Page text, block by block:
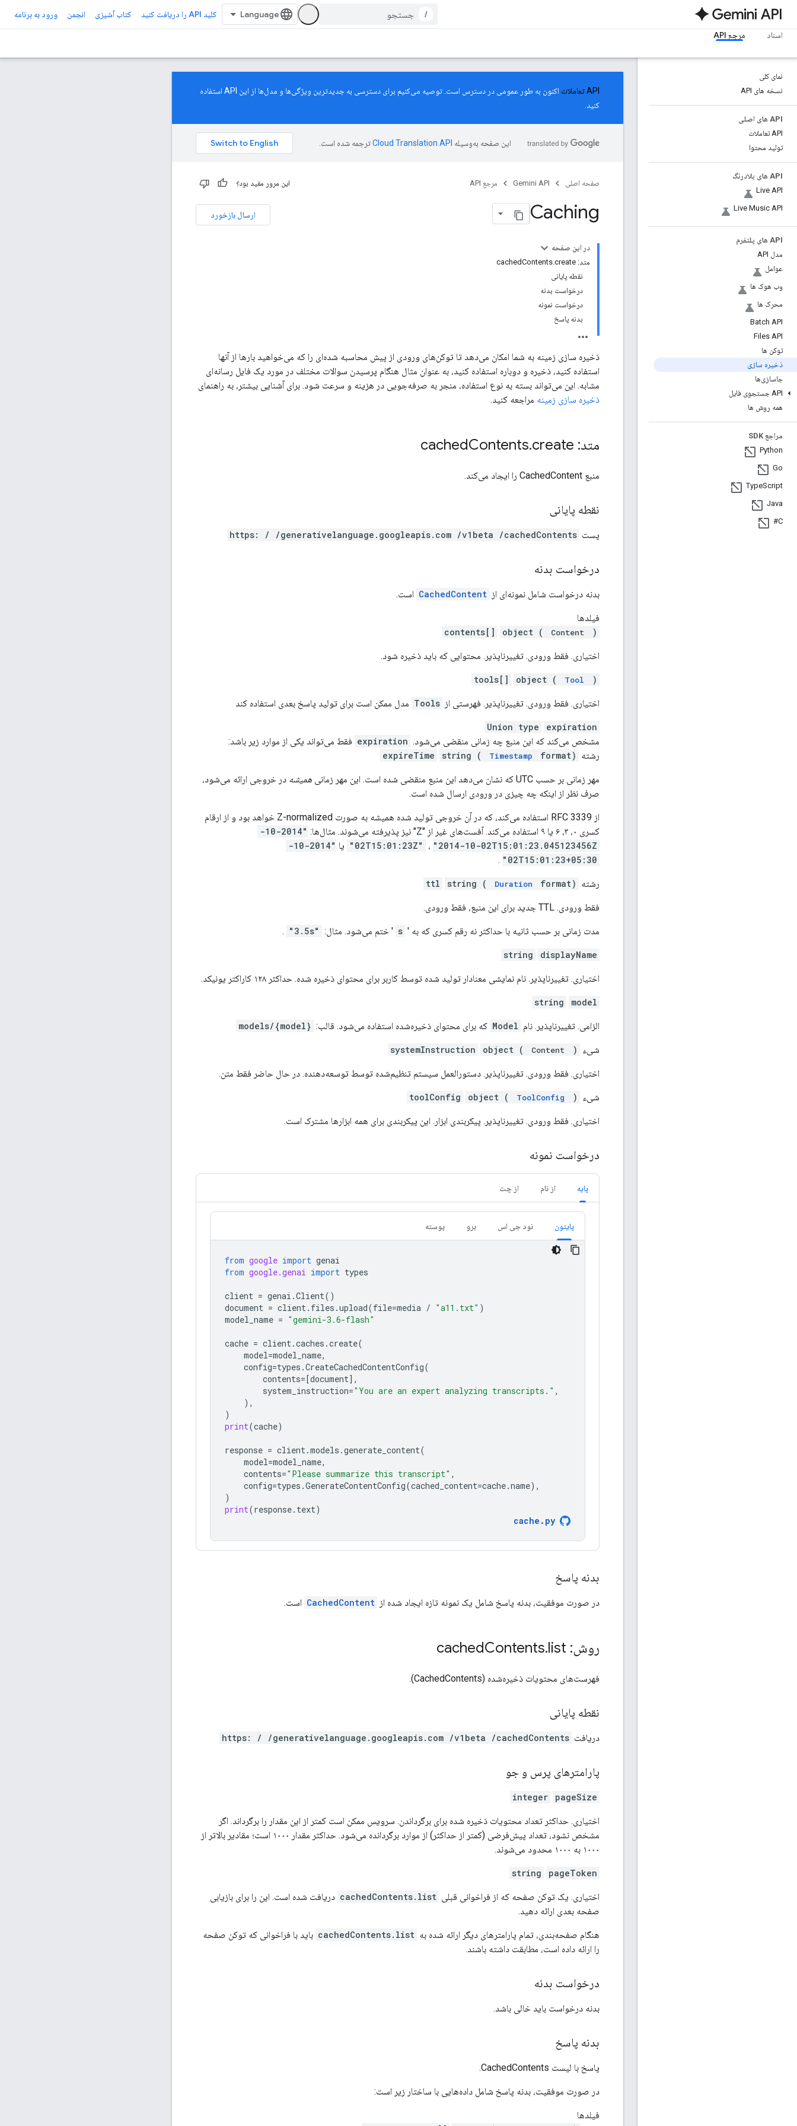
/ کلید API را دریافت کنید کتاب آشپزی انجمن ورود به برنامه
اسناد مرجع API
نمای کلی
نسخه های API
API های اصلی
API تعاملات
تولید محتوا
API های بلادرنگ
Live API
Live Music API
API های پلتفرم
مدل API
عوامل
وب هوک ها
محرک ها
Batch API
Files API
توکن ها
ذخیره سازی
جاسازی‌ها
API جستجوی فایل
همه روش ها
مراجع SDK
Python
Go
TypeScript
Java
C#
API تعاملات
اکنون به طور عمومی در دسترس است. توصیه می‌کنیم برای دسترسی به جدیدترین ویژگی‌ها و مدل‌ها از این API استفاده
کنید.
این صفحه به‌وسیله ترجمه شده است.
صفحه اصلی Gemini API مرجع API این مرور مفید بود؟
ارسال بازخورد Caching
در این صفحه
متد: cachedContents.create
نقطه پایانی
درخواست بدنه
درخواست نمونه
بدنه پاسخ
ذخیره سازی زمینه به شما امکان می‌دهد تا توکن‌های ورودی از پیش محاسبه شده‌ای را که می‌خواهید بارها از آنها
استفاده کنید، ذخیره و دوباره استفاده کنید، به عنوان مثال هنگام پرسیدن سوالات مختلف در مورد یک فایل رسانه‌ای
مشابه. این می‌تواند بسته به نوع استفاده، منجر به صرفه‌جویی در هزینه و سرعت شود. برای آشنایی بیشتر، به راهنمای
ذخیره سازی زمینه مراجعه کنید.
متد: cached Contents.create
منبع CachedContent را ایجاد می‌کند.
نقطه پایانی
پست https: / /generativelanguage.googleapis.com /v1beta /cachedContents
درخواست بدنه
بدنه درخواست شامل نمونه‌ای از CachedContent است.
فیلدها
contents[]
object ( Content )
اختیاری. فقط ورودی. تغییرناپذیر. محتوایی که باید ذخیره شود.
tools[] object ( Tool )
اختیاری. فقط ورودی. تغییرناپذیر. فهرستی از Tools مدل ممکن است برای تولید پاسخ بعدی استفاده کند
Union type
expiration
مشخص می‌کند که این منبع چه زمانی منقضی می‌شود. expiration فقط می‌تواند یکی از موارد زیر باشد:
رشته
expireTime string ( Timestamp format)
مهر زمانی بر حسب UTC که نشان می‌دهد این منبع منقضی شده است. این مهر زمانی همیشه در خروجی ارائه می‌شود،
صرف نظر از اینکه چه چیزی در ورودی ارسال شده است.
از RFC 3339 استفاده می‌کند، که در آن خروجی تولید شده همیشه به صورت Z-normalized خواهد بود و از ارقام
کسری ۰، ۳، ۶ یا ۹ استفاده می‌کند. آفست‌های غیر از "Z" نیز پذیرفته می‌شوند. مثال‌ها:
"2014-10-
02T15:01:23Z"
، "2014-10-02T15:01:23.045123456Z" یا
"2014-10-
02T15:01:23+05:30"
.
رشته ttl string ( Duration format)
فقط ورودی. TTL جدید برای این منبع، فقط ورودی.
مدت زمانی بر حسب ثانیه با حداکثر نه رقم کسری که به ' s ' ختم می‌شود. مثال: "3.5s"
.
string displayName
اختیاری. تغییرناپذیر. نام نمایشی معنادار تولید شده توسط کاربر برای محتوای ذخیره شده. حداکثر ۱۲۸ کاراکتر یونیکد.
string model
الزامی. تغییرناپذیر. نام Model که برای محتوای ذخیره‌شده استفاده می‌شود. قالب: models/{model}
شیء systemInstruction object ( Content )
اختیاری. فقط ورودی. تغییرناپذیر. دستورالعمل سیستم تنظیم‌شده توسط توسعه‌دهنده. در حال حاضر فقط متن.
شیء toolConfig object ( ToolConfig )
اختیاری. فقط ورودی. تغییرناپذیر. پیکربندی ابزار. این پیکربندی برای همه ابزارها مشترک است.
درخواست نمونه
پایه از نام از چت
پایتون نود جی اس برو پوسته
from google import genai
from google.genai import types
client = genai .Client()
document = client. files .upload(file=media / "a11.txt" )
model_name = "gemini-3.6-flash"
cache = client.caches .create(
model=model_name,
config=types .CreateCachedContentConfig(
contents=[document],
system_instruction="You are an expert analyzing transcripts." ,
),
)
print(cache)
response = client.models .generate_content(
model=model_name,
contents="Please summarize this transcript" ,
config=types .GenerateContentConfig(cached_content=cache.name),
)
print(response. text)
cache . py
بدنه پاسخ
در صورت موفقیت، بدنه پاسخ شامل یک نمونه تازه ایجاد شده از CachedContent است.
روش: cached Contents.list
فهرست‌های محتویات ذخیره‌شده (CachedContents).
نقطه پایانی
دریافت https: / /generativelanguage.googleapis.com /v1beta /cachedContents
پارامترهای پرس و جو
integer pageSize
اختیاری. حداکثر تعداد محتویات ذخیره شده برای برگرداندن. سرویس ممکن است کمتر از این مقدار را برگرداند. اگر
مشخص نشود، تعداد پیش‌فرضی (کمتر از حداکثر) از موارد برگردانده می‌شود. حداکثر مقدار ۱۰۰۰ است؛ مقادیر بالاتر از
۱۰۰۰ به ۱۰۰۰ محدود می‌شوند.
string pageToken
اختیاری. یک توکن صفحه که از فراخوانی قبلی cachedContents.list دریافت شده است. این را برای بازیابی
صفحه بعدی ارائه دهید.
هنگام صفحه‌بندی، تمام پارامترهای دیگر ارائه شده به cachedContents.list باید با فراخوانی که توکن صفحه
را ارائه داده است، مطابقت داشته باشند.
درخواست بدنه
بدنه درخواست باید خالی باشد.
بدنه پاسخ
پاسخ با لیست CachedContents.
در صورت موفقیت، بدنه پاسخ شامل داده‌هایی با ساختار زیر است:
فیلدها